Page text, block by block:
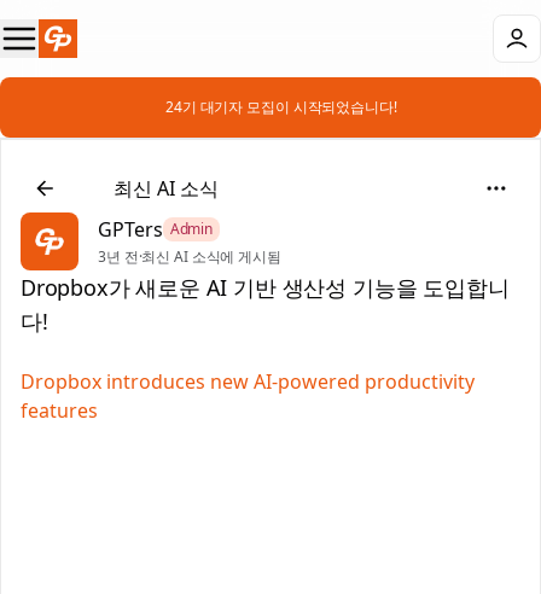
📣 24기 대기자 모집이 시작되었습니다!
📰최신 AI 소식
GPTers Admin
3년 전·최신 AI 소식에 게시됨
Dropbox가 새로운 AI 기반 생산성 기능을 도입합니
다!
Dropbox introduces new AI-powered productivity
features